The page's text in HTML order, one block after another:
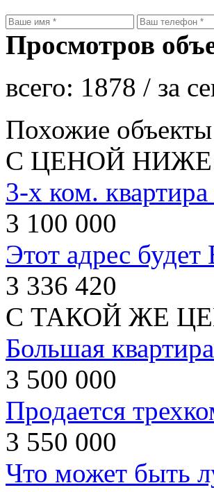
Просмотров
всего: 1878 / за
Похожие объекты
С ЦЕНОЙ
3-х ком.
3 100 000
Этот адрес
3 336 420
С ТАКОЙ ЖЕ
Большая
3 500 000
Продается
3 550 000
Что может быть